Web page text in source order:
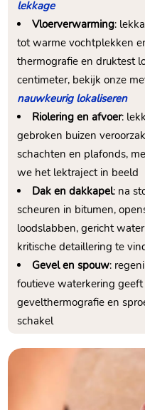
lekkage
Vloerverwarming:
tot warme vochtplekken
thermografie en druktest
centimeter, bekijk onze
nauwkeurig lokaliseren
Riolering en afvoer:
gebroken buizen
schachten en plafonds,
we het lektraject in beeld
Dak en dakkapel: na
scheuren in bitumen,
loodslabben, gericht
kritische detaillering te
Gevel en spouw:
foutieve waterkering
gevelthermografie en
schakel